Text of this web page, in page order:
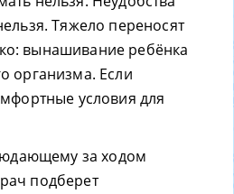
Тяжело переносят
вынашивание ребёнка
организма. Если
условия для
за ходом
подберет